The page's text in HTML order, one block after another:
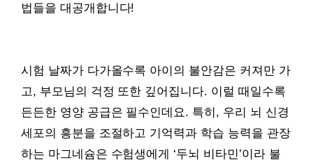
법들을 대공개합니다!
시험 날짜가 다가올수록 아이의 불안감은 커져만 가
고, 부모님의 걱정 또한 깊어집니다. 이럴 때일수록
든든한 영양 공급은 필수인데요. 특히, 우리 뇌 신경
세포의 흥분을 조절하고 기억력과 학습 능력을 관장
하는 마그네슘은 수험생에게 ‘두뇌 비타민’이라 불